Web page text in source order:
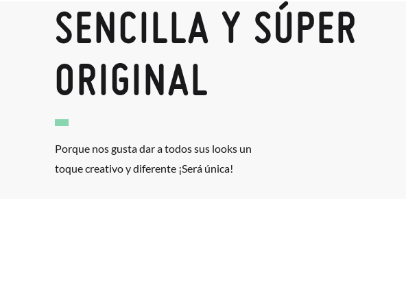
SENCILLA Y SÚPER
ORIGINAL
Porque nos gusta dar a todos sus looks un
toque creativo y diferente ¡Será única!